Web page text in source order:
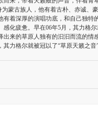
古族人，他有着古朴、赤诚、
着深厚的演唱功底，和自己独特
化疲惫。早在06年5月，其力格
来的草原人独有的汩汩而流的情
力格尔就被冠以了“草原天籁之音